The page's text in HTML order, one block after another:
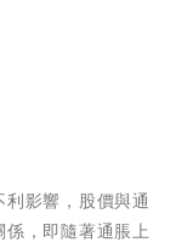
影響，股價與通
，即隨著通脹上